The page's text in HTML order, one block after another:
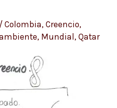
/ Colombia, Creencio,
, Mundial , Qatar